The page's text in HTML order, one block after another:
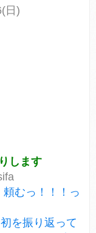
日)
します
むっ！！！っ
を振り返って